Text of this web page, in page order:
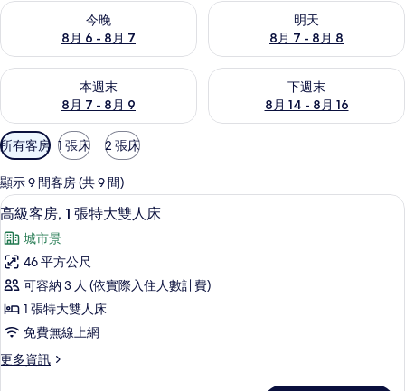
今晚
8月 6 - 8月 7
查看今晚 (8月 6 - 8月 7) 的供應情況
明天
8月 7 - 8月 8
查看明天 (8月 7 - 8月 8) 的供
本週末
8月 7 - 8月 9
查看本週末 (8月 7 - 8月 9) 的供應情況
下週末
8月 14 - 8月 16
查看下週末 (8月 14 - 8月 16)
可
用
的
客
房
篩
選
條
所有客房 1 張床 2 張床
顯示 9 間客房 (共 9 間)
顯
示
高
級
客
房,
張
高級客房, 1 張特大雙人床 | 高級寢具
3
高級客房, 1 張特大雙人床
城市景
46 平方公尺
可容納 3 人 (依實際入住人數計費)
1 張特大雙人床
免費無線上網
更多資訊
更